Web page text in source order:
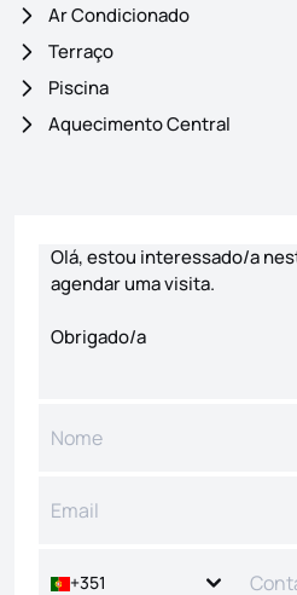
Ar Condicionado
Terraço
Piscina
Aquecimento Central
+351